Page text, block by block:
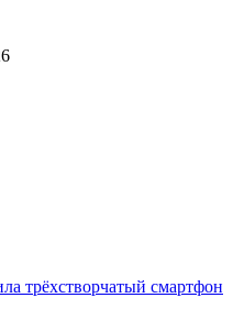
трёхстворчатый смартфон